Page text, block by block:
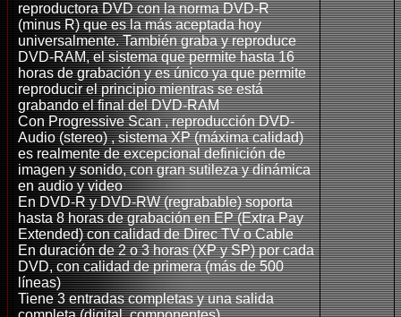
reproductora DVD con la norma DVD-R
(minus R) que es la más aceptada hoy
universalmente. También graba y reproduce
DVD-RAM, el sistema que permite hasta 16
horas de grabación y es único ya que permite
reproducir el principio mientras se está
grabando el final del DVD-RAM
Con Progressive Scan , reproducción DVD-
Audio (stereo) , sistema XP (máxima calidad)
es realmente de excepcional definición de
imagen y sonido, con gran sutileza y dinámica
en audio y video
En DVD-R y DVD-RW (regrabable) soporta
hasta 8 horas de grabación en EP (Extra Pay
Extended) con calidad de Direc TV o Cable
En duración de 2 o 3 horas (XP y SP) por cada
DVD, con calidad de primera (más de 500
líneas)
Tiene 3 entradas completas y una salida